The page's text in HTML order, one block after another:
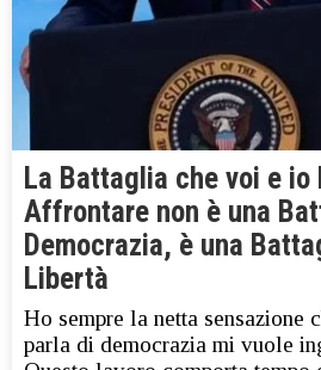
La Battaglia che voi e io
Affrontare non è una
Democrazia, è una
Libertà
Ho sempre la netta sensazione
parla di democrazia mi vuole